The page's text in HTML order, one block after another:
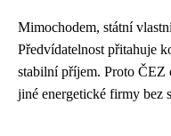
Mimochodem, státní
Předvídatelnost přitahuje
stabilní příjem. Proto
jiné energetické firmy bez